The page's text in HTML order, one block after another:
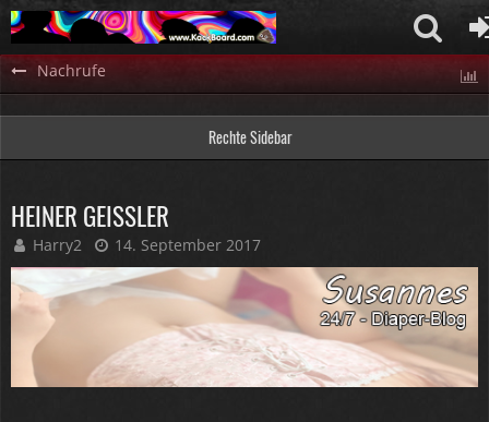
Nachrufe
HEINER GEISSLER
Harry2 14. September 2017
Rechte Sidebar